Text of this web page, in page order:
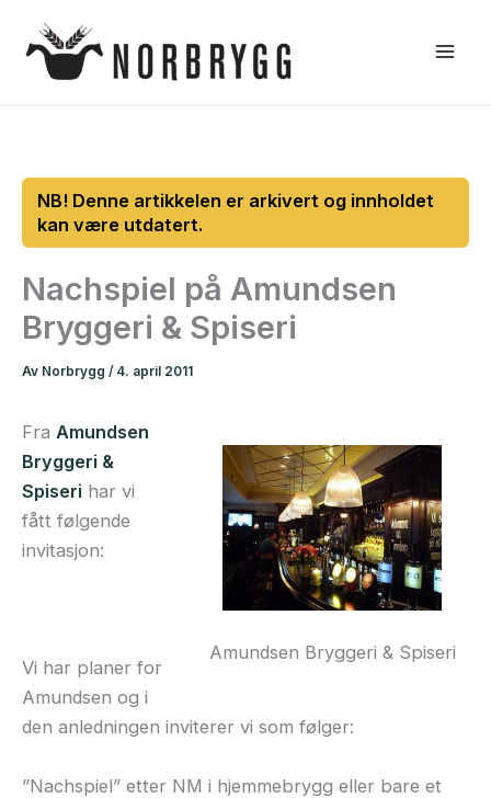
rett
Nachspiel på Amundsen
Bryggeri & Spiseri
Av Norbrygg / 4. april 2011
Amundsen Bryggeri & Spiseri
Fra Amundsen
Bryggeri &
Spiseri har vi
fått følgende
invitasjon:
Vi har planer for
Amundsen og i
den anledningen inviterer vi som følger:
”Nachspiel” etter NM i hjemmebrygg eller bare et